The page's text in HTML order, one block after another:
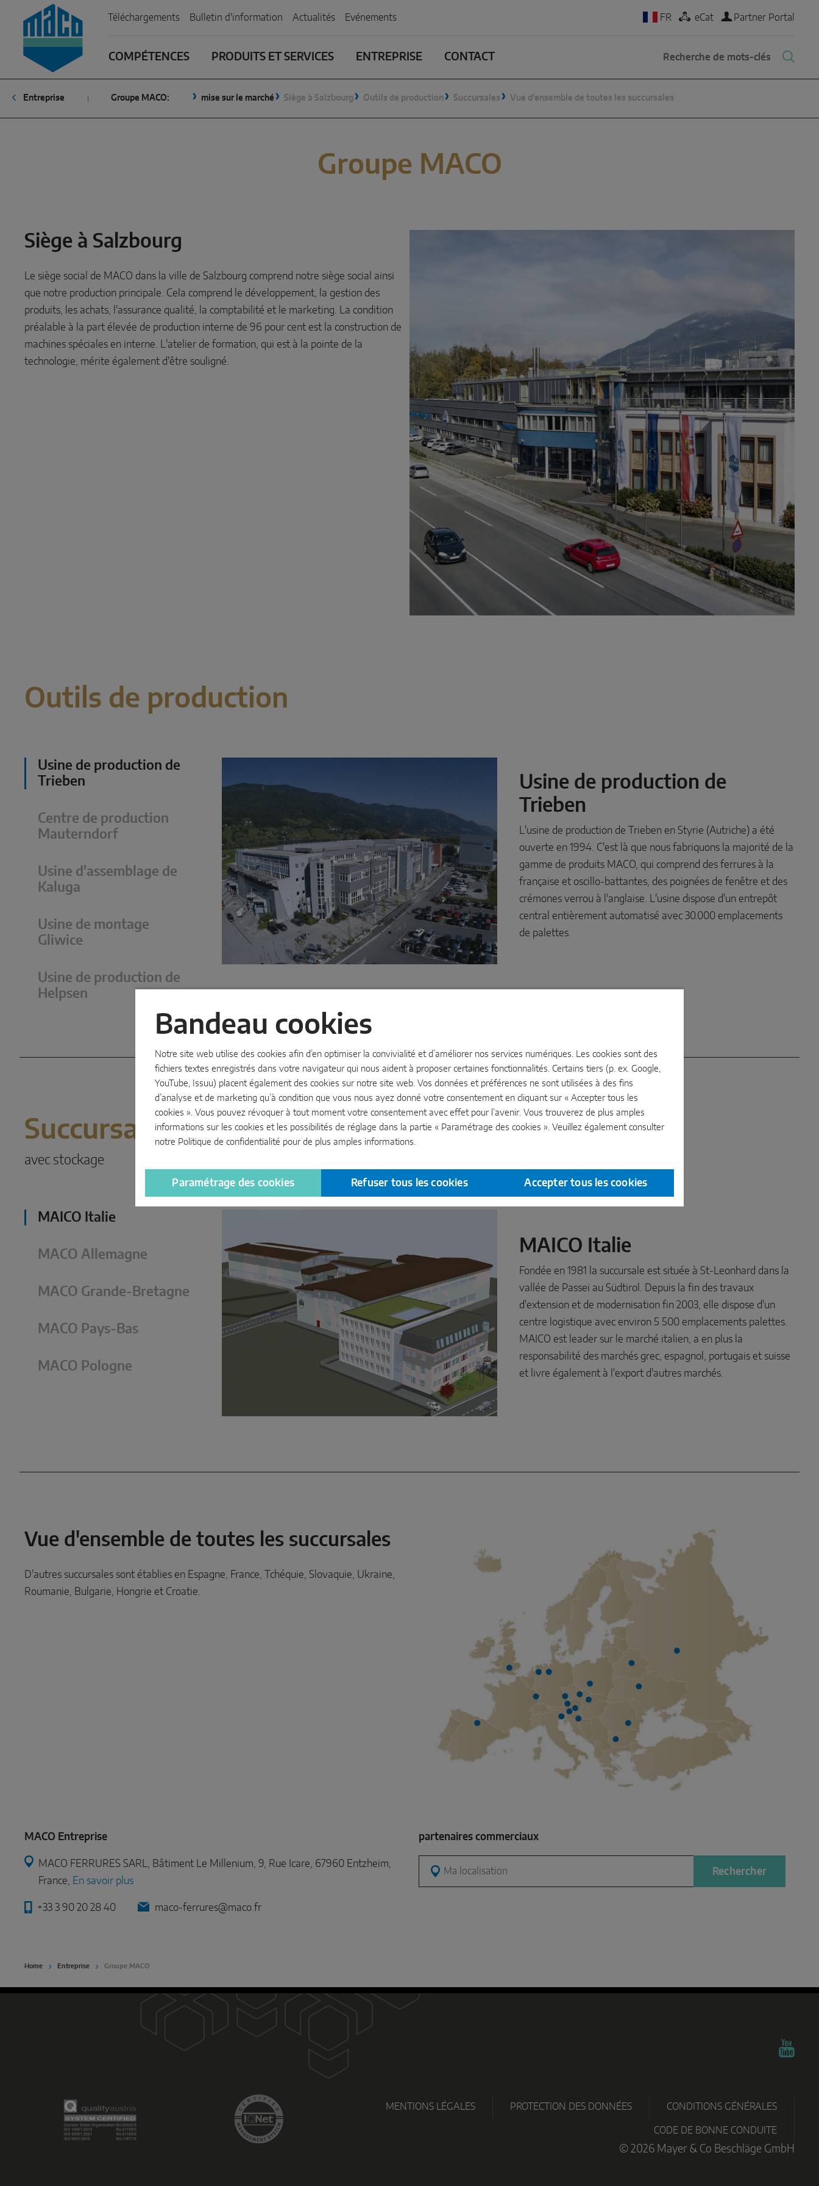
Zum Inhalt
Zum Inhaltsverzeichnis
Zur Hautpnavigation
Téléchargements Bulletin d'information Actualités Evénements FR eCat Partner Portal
COMPÉTENCES PRODUITS ET SERVICES ENTREPRISE CONTACT
Entreprise Groupe MACO: mise sur le marché Siège à Salzbourg Outils de production Succursales Vue d'ensemble de toutes les succursales
Groupe MACO
Siège à Salzbourg
Le siège social de MACO dans la ville de Salzbourg comprend notre siège social ainsi
que notre production principale. Cela comprend le développement, la gestion des
produits, les achats, l'assurance qualité, la comptabilité et le marketing. La condition
préalable à la part élevée de production interne de 96 pour cent est la construction de
machines spéciales en interne. L'atelier de formation, qui est à la pointe de la
technologie, mérite également d'être souligné.
Outils de production
Usine de production de
Trieben
Centre de production
Mauterndorf
Usine d'assemblage de
Kaluga
Usine de montage
Gliwice
Usine de production de
Helpsen
Usine de production de
Trieben
L'usine de production de Trieben en Styrie (Autriche) a été
ouverte en 1994. C'est là que nous fabriquons la majorité de la
gamme de produits MACO, qui comprend des ferrures à la
française et oscillo-battantes, des poignées de fenêtre et des
crémones verrou à l'anglaise. L'usine dispose d'un entrepôt
central entièrement automatisé avec 30.000 emplacements
de palettes.
Succursales
avec stockage
MAICO Italie
MACO Allemagne
MACO Grande-Bretagne
MACO Pays-Bas
MACO Pologne
MAICO Italie
Fondée en 1981 la succursale est située à St-Leonhard dans la
vallée de Passei au Südtirol. Depuis la fin des travaux
d'extension et de modernisation fin 2003, elle dispose d'un
centre logistique avec environ 5 500 emplacements palettes.
MAICO est leader sur le marché italien, a en plus la
responsabilité des marchés grec, espagnol, portugais et suisse
et livre également à l'export d'autres marchés.
Vue d'ensemble de toutes les succursales
D'autres succursales sont établies en Espagne, France, Tchéquie, Slovaquie, Ukraine,
Roumanie, Bulgarie, Hongrie et Croatie.
MACO Entreprise
MACO FERRURES SARL, Bâtiment Le Millenium, 9, Rue Icare, 67960 Entzheim,
France,
En savoir plus
+33 3 90 20 28 40 maco-ferrures@maco.fr
partenaires commerciaux
Ma localisation
Rechercher
Home Entreprise Groupe MACO
MENTIONS LÉGALES PROTECTION DES DONNÉES CONDITIONS GÉNÉRALES
CODE DE BONNE CONDUITE
© 2026 Mayer & Co Beschläge GmbH
Bandeau cookies
Notre site web utilise des cookies afin d’en optimiser la convivialité et d’améliorer nos services numériques. Les cookies sont des
fichiers textes enregistrés dans votre navigateur qui nous aident à proposer certaines fonctionnalités. Certains tiers (p. ex. Google,
YouTube, Issuu) placent également des cookies sur notre site web. Vos données et préférences ne sont utilisées à des fins
d’analyse et de marketing qu’à condition que vous nous ayez donné votre consentement en cliquant sur « Accepter tous les
cookies ». Vous pouvez révoquer à tout moment votre consentement avec effet pour l’avenir. Vous trouverez de plus amples
informations sur les cookies et les possibilités de réglage dans la partie « Paramétrage des cookies ». Veuillez également consulter
notre Politique de confidentialité pour de plus amples informations.
Paramétrage des cookies Refuser tous les cookies Accepter tous les cookies